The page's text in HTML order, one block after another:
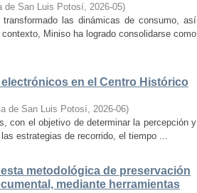
de San Luis Potosí, 2026-05)
las dinámicas de consumo, así
Miniso ha logrado consolidarse como
en el Centro Histórico
de San Luis Potosí, 2026-06)
con el objetivo de determinar la percepción y
estrategias de recorrido, el tiempo ...
metodológica de preservación
mediante herramientas